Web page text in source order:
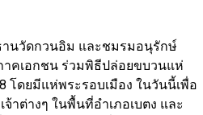
านวัดกวนอิม และชมรมอนุรักษ์
คเอกชน ร่วมพิธีปล่อยขบวนแห่
โดยมีแห่พระรอบเมือง ในวันนี้เพื่อ
าต่างๆ ในพื้นที่อำเภอเบตง และ